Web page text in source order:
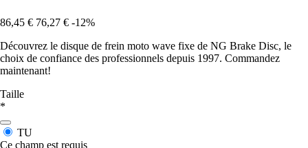
86,45 € 76,27 € -12%
Découvrez le disque de frein moto wave fixe de NG Brake Disc, le
choix de confiance des professionnels depuis 1997. Commandez
maintenant!
Taille
*
TU
Ce champ est requis